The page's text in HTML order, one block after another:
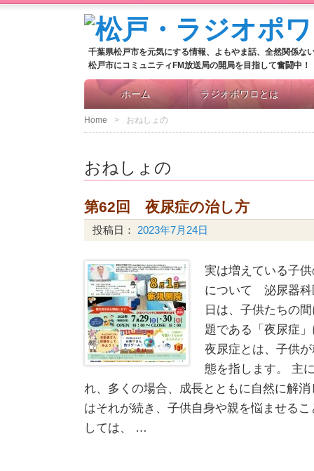
千葉県松戸市を元気にする情報、よもやま話、全然関係な
松戸市にコミュニティFM放送局の開局を目指して奮闘中！
ホーム ラジオポワロとは
Home おねしょの
おねしょの
第62回 夜尿症の治し方
投稿日： 2023年7月24日
実は増えている子
について 泌尿器科
日は、子供たちの
題である「夜尿症
夜尿症とは、子供
態を指します。 主
れ、多くの場合、成長とともに自然に解
はそれが続き、子供自身や親を悩ませる
しては、 …